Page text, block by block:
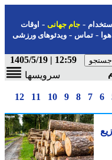
- جام جهانی-اوقات
تماس-ویدئوهای ورزشی
12:59 | 1405/5/19
سرویسها
7
8
9
10
11
12